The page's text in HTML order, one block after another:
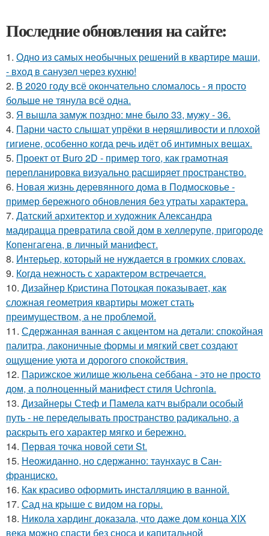
Последние обновления на сайте:
1. Одно из самых необычных решений в квартире маши,
- вход в санузел через кухню!
2. В 2020 году всё окончательно сломалось - я просто
больше не тянула всё одна.
3. Я вышла замуж поздно: мне было 33, мужу - 36.
4. Парни часто слышат упрёки в неряшливости и плохой
гигиене, особенно когда речь идёт об интимных вещах.
5. Проект от Buro 2D - пример того, как грамотная
перепланировка визуально расширяет пространство.
6. Новая жизнь деревянного дома в Подмосковье -
пример бережного обновления без утраты характера.
7. Датский архитектор и художник Александра
мадирацца превратила свой дом в хеллерупе, пригороде
Копенгагена, в личный манифест.
8. Интерьер, который не нуждается в громких словах.
9. Когда нежность с характером встречается.
10. Дизайнер Кристина Потоцкая показывает, как
сложная геометрия квартиры может стать
преимуществом, а не проблемой.
11. Сдержанная ванная с акцентом на детали: спокойная
палитра, лаконичные формы и мягкий свет создают
ощущение уюта и дорогого спокойствия.
12. Парижское жилище жюльена себбана - это не просто
дом, а полноценный манифест стиля Uchronia.
13. Дизайнеры Стеф и Памела катч выбрали особый
путь - не переделывать пространство радикально, а
раскрыть его характер мягко и бережно.
14. Первая точка новой сети St.
15. Неожиданно, но сдержанно: таунхаус в Сан-
франциско.
16. Как красиво оформить инсталляцию в ванной.
17. Сад на крыше с видом на горы.
18. Никола хардинг доказала, что даже дом конца XIX
века можно спасти без сноса и капитальной